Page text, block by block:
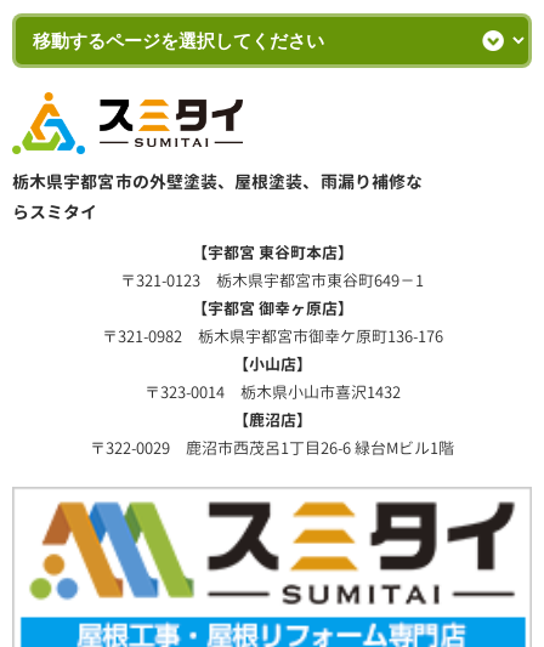
栃木県宇都宮市の外壁塗装、屋根塗装、雨漏り補修な
らスミタイ
【宇都宮 東谷町本店】
〒321-0123 栃木県宇都宮市東谷町649－1
【宇都宮 御幸ヶ原店】
〒321-0982 栃木県宇都宮市御幸ケ原町136-176
【小山店】
〒323-0014 栃木県小山市喜沢1432
【鹿沼店】
〒322-0029 鹿沼市西茂呂1丁目26-6 緑台Mビル1階